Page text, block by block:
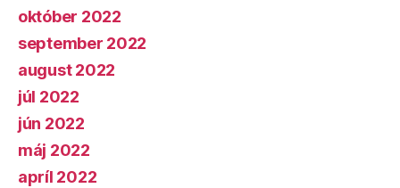
október 2022
september 2022
august 2022
júl 2022
jún 2022
máj 2022
apríl 2022